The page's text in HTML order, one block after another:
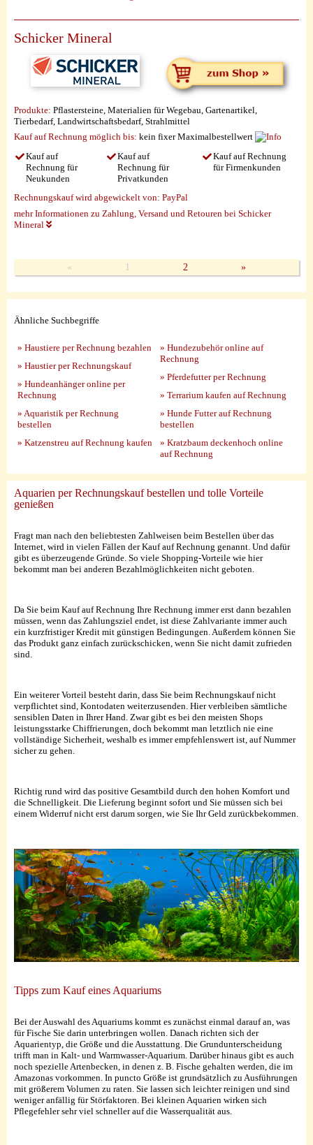
Schicker Mineral
Produkte: Pflastersteine, Materialien für Wegebau, Gartenartikel,
Tierbedarf, Landwirtschaftsbedarf, Strahlmittel
Kauf auf Rechnung möglich bis: kein fixer Maximalbestellwert
Kauf auf
Rechnung für
Neukunden
Kauf auf
Rechnung für
Privatkunden
Kauf auf Rechnung
für Firmenkunden
Rechnungskauf wird abgewickelt von: PayPal
mehr Informationen zu Zahlung, Versand und Retouren bei Schicker
Mineral
« 1 2 »
Ähnliche Suchbegriffe
» Haustiere per Rechnung bezahlen
» Haustier per Rechnungskauf
» Hundeanhänger online per
Rechnung
» Aquaristik per Rechnung
bestellen
» Katzenstreu auf Rechnung kaufen
» Hundezubehör online auf
Rechnung
» Pferdefutter per Rechnung
» Terrarium kaufen auf Rechnung
» Hunde Futter auf Rechnung
bestellen
» Kratzbaum deckenhoch online
auf Rechnung
Aquarien per Rechnungskauf bestellen und tolle Vorteile
genießen
Fragt man nach den beliebtesten Zahlweisen beim Bestellen über das
Internet, wird in vielen Fällen der Kauf auf Rechnung genannt. Und dafür
gibt es überzeugende Gründe. So viele Shopping-Vorteile wie hier
bekommt man bei anderen Bezahlmöglichkeiten nicht geboten.
Da Sie beim Kauf auf Rechnung Ihre Rechnung immer erst dann bezahlen
müssen, wenn das Zahlungsziel endet, ist diese Zahlvariante immer auch
ein kurzfristiger Kredit mit günstigen Bedingungen. Außerdem können Sie
das Produkt ganz einfach zurückschicken, wenn Sie nicht damit zufrieden
sind.
Ein weiterer Vorteil besteht darin, dass Sie beim Rechnungskauf nicht
verpflichtet sind, Kontodaten weiterzusenden. Hier verbleiben sämtliche
sensiblen Daten in Ihrer Hand. Zwar gibt es bei den meisten Shops
leistungsstarke Chiffrierungen, doch bekommt man letztlich nie eine
vollständige Sicherheit, weshalb es immer empfehlenswert ist, auf Nummer
sicher zu gehen.
Richtig rund wird das positive Gesamtbild durch den hohen Komfort und
die Schnelligkeit. Die Lieferung beginnt sofort und Sie müssen sich bei
einem Widerruf nicht erst darum sorgen, wie Sie Ihr Geld zurückbekommen.
Tipps zum Kauf eines Aquariums
Bei der Auswahl des Aquariums kommt es zunächst einmal darauf an, was
für Fische Sie darin unterbringen wollen. Danach richten sich der
Aquarientyp, die Größe und die Ausstattung. Die Grundunterscheidung
trifft man in Kalt- und Warmwasser-Aquarium. Darüber hinaus gibt es auch
noch spezielle Artenbecken, in denen z. B. Fische gehalten werden, die im
Amazonas vorkommen. In puncto Größe ist grundsätzlich zu Ausführungen
mit größerem Volumen zu raten. Sie lassen sich leichter reinigen und sind
weniger anfällig für Störfaktoren. Bei kleinen Aquarien wirken sich
Pflegefehler sehr viel schneller auf die Wasserqualität aus.